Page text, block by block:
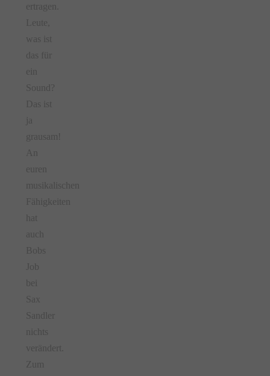
ertragen.
Leute,
was ist
das für
ein
Sound?
Das ist
ja
grausam!
An
euren
musikalischen
Fähigkeiten
hat
auch
Bobs
Job
bei
Sax
Sandler
nichts
verändert.
Zum